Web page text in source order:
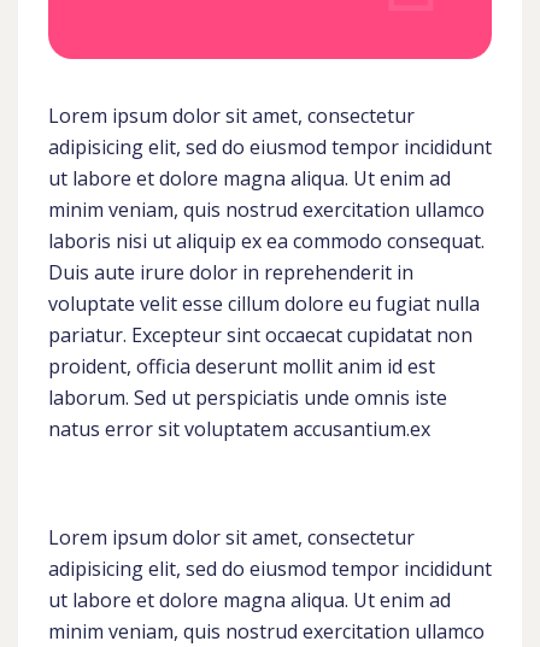
Lorem ipsum dolor sit amet, consectetur
adipisicing elit, sed do eiusmod tempor incididunt
ut labore et dolore magna aliqua. Ut enim ad
minim veniam, quis nostrud exercitation ullamco
laboris nisi ut aliquip ex ea commodo consequat.
Duis aute irure dolor in reprehenderit in
voluptate velit esse cillum dolore eu fugiat nulla
pariatur. Excepteur sint occaecat cupidatat non
proident, officia deserunt mollit anim id est
laborum. Sed ut perspiciatis unde omnis iste
natus error sit voluptatem accusantium.ex
Lorem ipsum dolor sit amet, consectetur
adipisicing elit, sed do eiusmod tempor incididunt
ut labore et dolore magna aliqua. Ut enim ad
minim veniam, quis nostrud exercitation ullamco